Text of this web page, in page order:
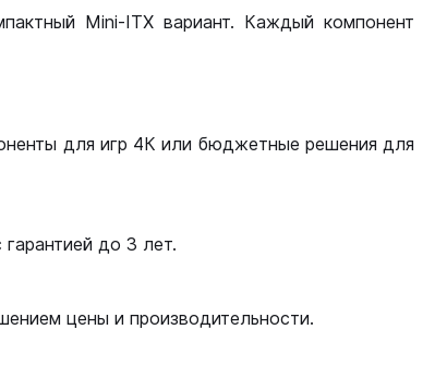
Mini-ITX вариант. Каждый компонент
для игр 4К или бюджетные решения для
гарантией до 3 лет.
цены и производительности.